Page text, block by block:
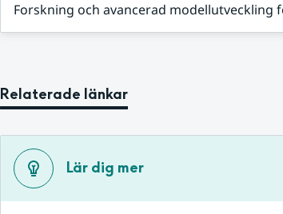
Forskning och avancerad modellutveckling
Relaterade länkar
Lär dig mer